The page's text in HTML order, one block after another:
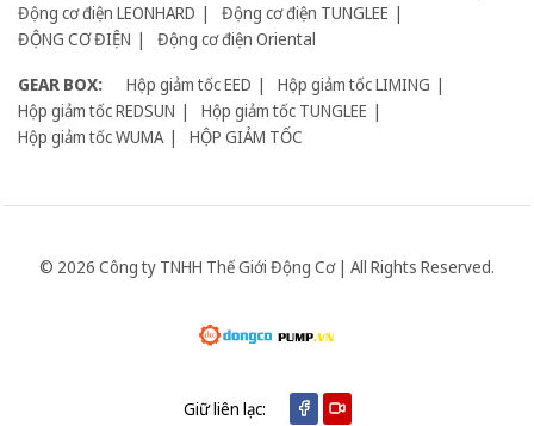
Động cơ điện LEONHARD
Động cơ điện TUNGLEE
ĐỘNG CƠ ĐIỆN
Động cơ điện Oriental
GEAR BOX:
Hộp giảm tốc EED
Hộp giảm tốc LIMING
Hộp giảm tốc REDSUN
Hộp giảm tốc TUNGLEE
Hộp giảm tốc WUMA
HỘP GIẢM TỐC
© 2026 Công ty TNHH Thế Giới Động Cơ | All Rights Reserved.
Giữ liên lạc: